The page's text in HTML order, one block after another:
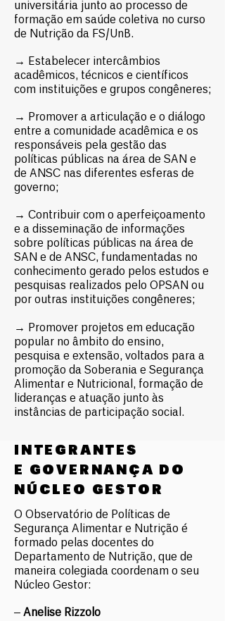
universitária junto ao processo de
formação em saúde coletiva no curso
de Nutrição da FS/UnB.
→ Estabelecer intercâmbios
acadêmicos, técnicos e científicos
com instituições e grupos congêneres;
→ Promover a articulação e o diálogo
entre a comunidade acadêmica e os
responsáveis pela gestão das
políticas públicas na área de SAN e
de ANSC nas diferentes esferas de
governo;
→ Contribuir com o aperfeiçoamento
e a disseminação de informações
sobre políticas públicas na área de
SAN e de ANSC, fundamentadas no
conhecimento gerado pelos estudos e
pesquisas realizados pelo OPSAN ou
por outras instituições congêneres;
→ Promover projetos em educação
popular no âmbito do ensino,
pesquisa e extensão, voltados para a
promoção da Soberania e Segurança
Alimentar e Nutricional, formação de
lideranças e atuação junto às
instâncias de participação social.
INTEGRANTES
E GOVERNANÇA DO
NÚCLEO GESTOR
O Observatório de Políticas de
Segurança Alimentar e Nutrição é
formado pelas docentes do
Departamento de Nutrição, que de
maneira colegiada coordenam o seu
Núcleo Gestor:
– Anelise Rizzolo